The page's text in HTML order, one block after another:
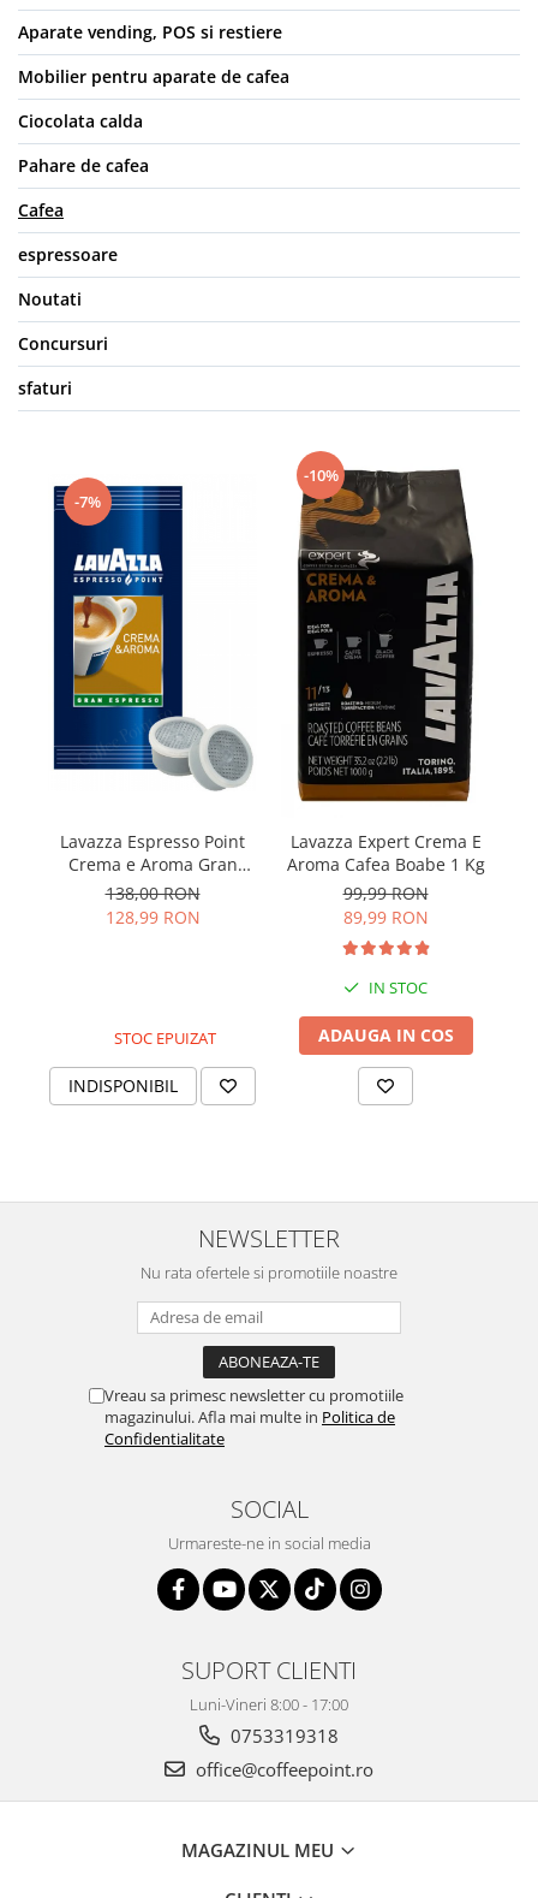
Aparate vending, POS si restiere
Mobilier pentru aparate de cafea
Ciocolata calda
Pahare de cafea
Cafea
espressoare
Noutati
Concursuri
sfaturi
-7%
Lavazza Espresso Point
Crema e Aroma Gran
Espresso Capsule 100
buc
138,00 RON
128,99 RON
STOC EPUIZAT
INDISPONIBIL
-10%
Lavazza Expert Crema E
Aroma Cafea Boabe 1 Kg
99,99 RON
89,99 RON
IN STOC
ADAUGA IN COS
NEWSLETTER
Nu rata ofertele si promotiile noastre
Vreau sa primesc newsletter cu promotiile
magazinului. Afla mai multe in Politica de
Confidentialitate
SOCIAL
Urmareste-ne in social media
SUPORT CLIENTI
Luni-Vineri 8:00 - 17:00
0753319318
office@coffeepoint.ro
MAGAZINUL MEU